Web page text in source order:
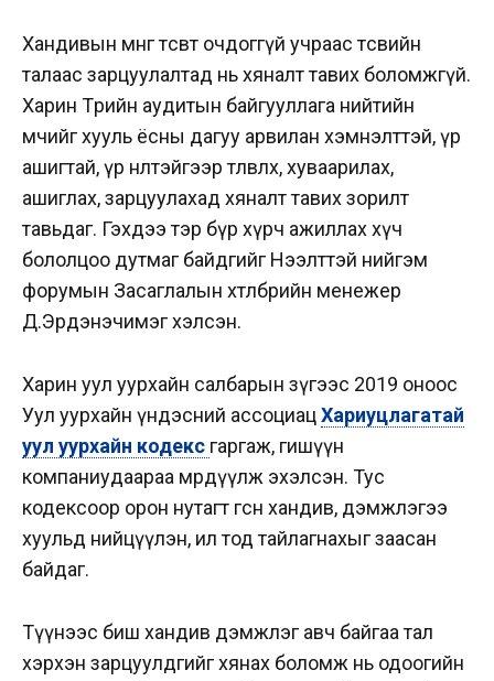
Хандивын мөнгө төсөвт очдоггүй учраас төсвийн
талаас зарцуулалтад нь хяналт тавих боломжгүй.
Харин Төрийн аудитын байгууллага нийтийн
өмчийг хууль ёсны дагуу арвилан хэмнэлттэй, үр
ашигтай, үр нөлөөтэйгээр төлөвлөх, хуваарилах,
ашиглах, зарцуулахад хяналт тавих зорилт
тавьдаг. Гэхдээ тэр бүр хүрч ажиллах хүч
бололцоо дутмаг байдгийг Нээлттэй нийгэм
форумын Засаглалын хөтөлбөрийн менежер
Д.Эрдэнэчимэг хэлсэн.
Харин уул уурхайн салбарын зүгээс 2019 оноос
Уул уурхайн үндэсний ассоциацХариуцлагатай
уул уурхайн кодекс гаргаж, гишүүн
компаниудаараа мөрдүүлж эхэлсэн. Тус
кодексоор орон нутагт өгсөн хандив, дэмжлэгээ
хуульд нийцүүлэн, ил тод тайлагнахыг заасан
байдаг.
Түүнээс биш хандив дэмжлэг авч байгаа тал
хэрхэн зарцуулдгийг хянах боломж нь одоогийн